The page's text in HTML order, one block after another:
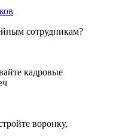
сотрудникам?
кадровые
воронку,